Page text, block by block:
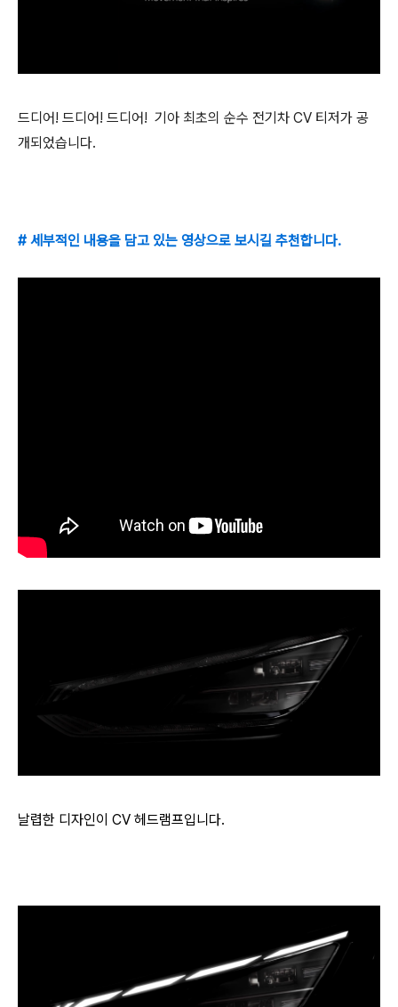
드디어! 드디어! 드디어! 기아 최초의 순수 전기차 CV 티저가 공
개되었습니다.
# 세부적인 내용을 담고 있는 영상으로 보시길 추천합니다.
날렵한 디자인이 CV 헤드램프입니다.